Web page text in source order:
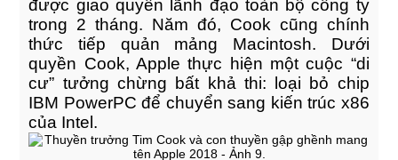
Entertainment, Intractive
được giao quyền lãnh đạo toàn bộ công ty
trong 2 tháng. Năm đó, Cook cũng chính
thức tiếp quản mảng Macintosh. Dưới
quyền Cook, Apple thực hiện một cuộc “di
cư” tưởng chừng bất khả thi: loại bỏ chip
IBM PowerPC để chuyển sang kiến trúc x86
của Intel.